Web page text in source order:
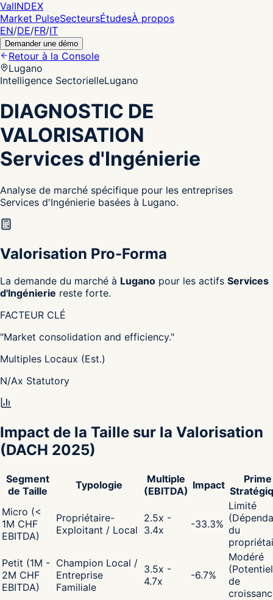
ValINDEX
Market PulseSecteursÉtudesÀ propos
EN/DE/FR/IT
Demander une démo
Retour à la Console
Lugano
Intelligence SectorielleLugano
DIAGNOSTIC DE
VALORISATION
Services d'Ingénierie
Analyse de marché spécifique pour les entreprises
Services d'Ingénierie basées à Lugano.
Valorisation Pro-Forma
La demande du marché à Lugano pour les actifs Services
d'Ingénierie reste forte.
FACTEUR CLÉ
"Market consolidation and efficiency."
Multiples Locaux (Est.)
N/Ax Statutory
Impact de la Taille sur la Valorisation
(DACH 2025)
Segment
de Taille
Typologie
Multiple
(EBITDA) Impact
Prime
Micro (<
1M CHF
EBITDA)
Propriétaire-
Exploitant / Local
2.5x -
3.4x
-33.3%
Limité
du
Petit (1M -
2M CHF
EBITDA)
Champion Local /
Entreprise
Familiale
3.5x -
4.7x
-6.7%
Modéré
(Potentiel
de